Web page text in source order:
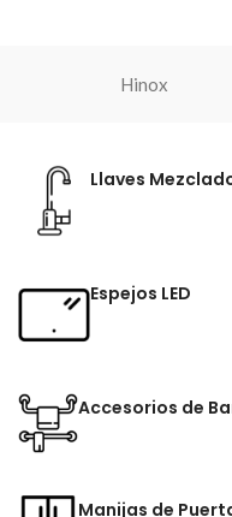
Hinox
Llaves
Espejos LED
Accesorios de
Manijas de